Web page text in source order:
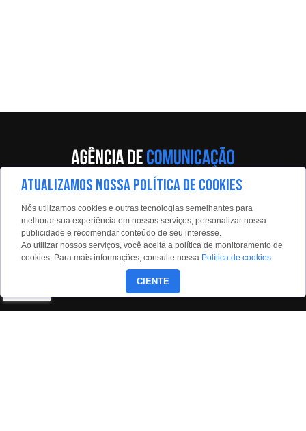
Av. Eng. Caetano Álvares, 55 - 5º andar
Limão, São Paulo, 02598-900
Contato:
estadaoconteudo@estadao.com
(11)99350-0439
ATUALIZAMOS NOSSA POLÍTICA DE COOKIES
Nós utilizamos cookies e outras tecnologias semelhantes para
melhorar sua experiência em nossos serviços, personalizar nossa
publicidade e recomendar conteúdo de seu interesse.
Ao utilizar nossos serviços, você aceita a política de monitoramento de
cookies. Para mais informações, consulte nossa Política de cookies.
CIENTE